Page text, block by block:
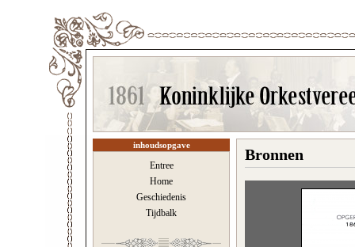
inhoudsopgave
Entree
Home
Geschiedenis
Tijdbalk
Bronnen